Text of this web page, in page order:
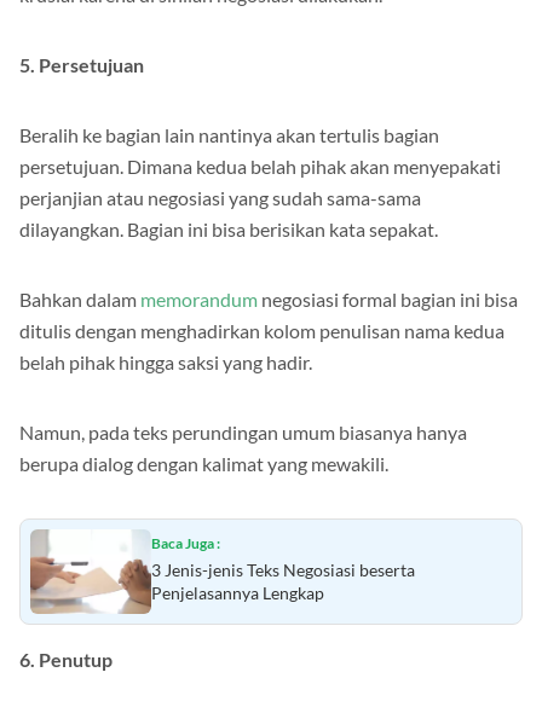
5. Persetujuan
Beralih ke bagian lain nantinya akan tertulis bagian
persetujuan. Dimana kedua belah pihak akan menyepakati
perjanjian atau negosiasi yang sudah sama-sama
dilayangkan. Bagian ini bisa berisikan kata sepakat.
Bahkan dalam memorandum negosiasi formal bagian ini bisa
ditulis dengan menghadirkan kolom penulisan nama kedua
belah pihak hingga saksi yang hadir.
Namun, pada teks perundingan umum biasanya hanya
berupa dialog dengan kalimat yang mewakili.
Baca Juga :
3 Jenis-jenis Teks Negosiasi beserta
Penjelasannya Lengkap
6. Penutup